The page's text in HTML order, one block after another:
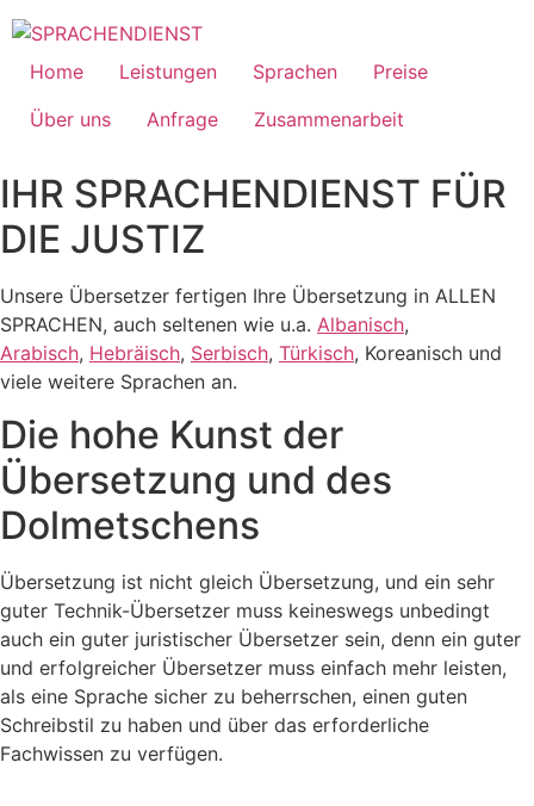
Skip
to
content
Home Leistungen Sprachen
Preise
Über uns
Anfrage Zusammenarbeit
IHR SPRACHENDIENST FÜR
DIE JUSTIZ
Unsere Übersetzer fertigen Ihre Übersetzung in ALLEN
SPRACHEN, auch seltenen wie u.a. Albanisch,
Arabisch, Hebräisch, Serbisch, Türkisch, Koreanisch und
viele weitere Sprachen an.
Die hohe Kunst der
Übersetzung und des
Dolmetschens
Übersetzung ist nicht gleich Übersetzung, und ein sehr
guter Technik-Übersetzer muss keineswegs unbedingt
auch ein guter juristischer Übersetzer sein, denn ein guter
und erfolgreicher Übersetzer muss einfach mehr leisten,
als eine Sprache sicher zu beherrschen, einen guten
Schreibstil zu haben und über das erforderliche
Fachwissen zu verfügen.